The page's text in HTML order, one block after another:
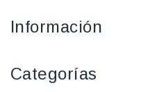
Información
Categorías